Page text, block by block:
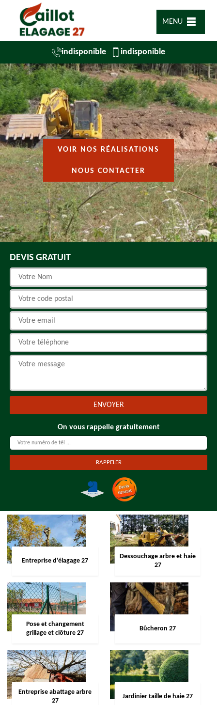
MENU
indisponible indisponible
VOIR NOS RÉALISATIONS
NOUS CONTACTER
DEVIS GRATUIT
On vous rappelle gratuitement
Entreprise d'élagage 27
Dessouchage arbre et haie
27
Pose et changement
grillage et clôture 27
Bûcheron 27
Entreprise abattage arbre
27
Jardinier taille de haie 27